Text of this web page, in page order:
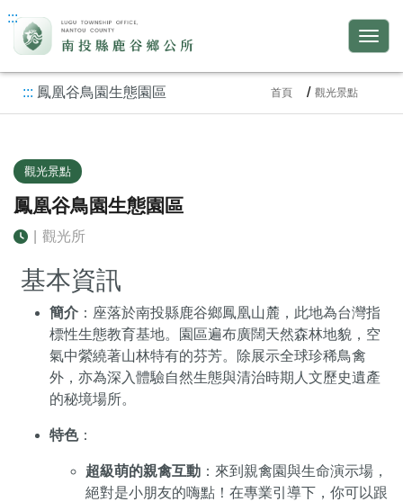
:::
::: 鳳凰谷鳥園生態園區 首頁 觀光景點
觀光景點
鳳凰谷鳥園生態園區
觀光所
基本資訊
簡介 ：座落於南投縣鹿谷鄉鳳凰山麓，此地為台灣指
標性生態教育基地。園區遍布廣闊天然森林地貌，空
氣中縈繞著山林特有的芬芳。除展示全球珍稀鳥禽
外，亦為深入體驗自然生態與清治時期人文歷史遺產
的秘境場所。
特色：
超級萌的親禽互動 ：來到親禽園與生命演示場，
絕對是小朋友的嗨點！在專業引導下，你可以跟